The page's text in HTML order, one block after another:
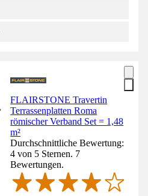
FLAIRSTONE Travertin
Terrassenplatten Roma
römischer Verband Set = 1,48
m²
Durchschnittliche Bewertung:
4 von 5 Sternen. 7
Bewertungen.